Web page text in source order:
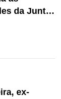
da Junta
Ver
ex-